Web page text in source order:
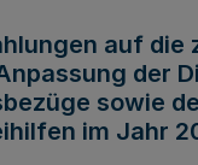
auf die
der
sowie
im Jahr